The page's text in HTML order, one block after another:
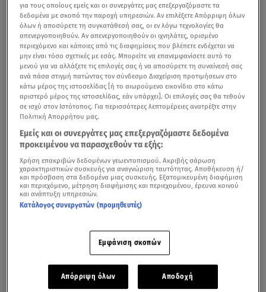
για τους οποίους εμείς και οι συνεργάτες μας επεξεργαζόμαστε τα
δεδομένα με σκοπό την παροχή υπηρεσιών. Αν επιλέξετε Απόρριψη όλων
όλων ή αποσύρετε τη συγκατάθεσή σας, οι εν λόγω τεχνολογίες θα
απενεργοποιηθούν. Αν απενεργοποιηθούν οι ιχνηλάτες, ορισμένο
περιεχόμενο και κάποιες από τις διαφημίσεις που βλέπετε ενδέχεται να
μην είναι τόσο σχετικές με εσάς. Μπορείτε να επανεμφανίσετε αυτό το
μενού για να αλλάξετε τις επιλογές σας ή να αποσύρετε τη συναίνεσή σας
ανά πάσα στιγμή πατώντας τον σύνδεσμο Διαχείριση προτιμήσεων στο
κάτω μέρος της ιστοσελίδας [ή το αιωρούμενο εικονίδιο στο κάτω
αριστερό μέρος της ιστοσελίδας, εάν υπάρχει]. Οι επιλογές σας θα τεθούν
σε ισχύ στον Ιστότοπος. Για περισσότερες λεπτομέρειες ανατρέξτε στην
Πολιτική Απορρήτου μας.
Εμείς και οι συνεργάτες μας επεξεργαζόμαστε δεδομένα
προκειμένου να παρασχεθούν τα εξής:
Χρήση επακριβών δεδομένων γεωεντοπισμού. Ακριβής σάρωση
χαρακτηριστικών συσκευής για αναγνώριση ταυτότητας. Αποθήκευση ή/
και πρόσβαση στα δεδομένα μιας συσκευής. Εξατομικευμένη διαφήμιση
και περιεχόμενο, μέτρηση διαφήμισης και περιεχομένου, έρευνα κοινού
και ανάπτυξη υπηρεσιών.
Κατάλογος συνεργατών (προμηθευτές)
Εμφάνιση σκοπών
Απόρριψη όλων Αποδοχή